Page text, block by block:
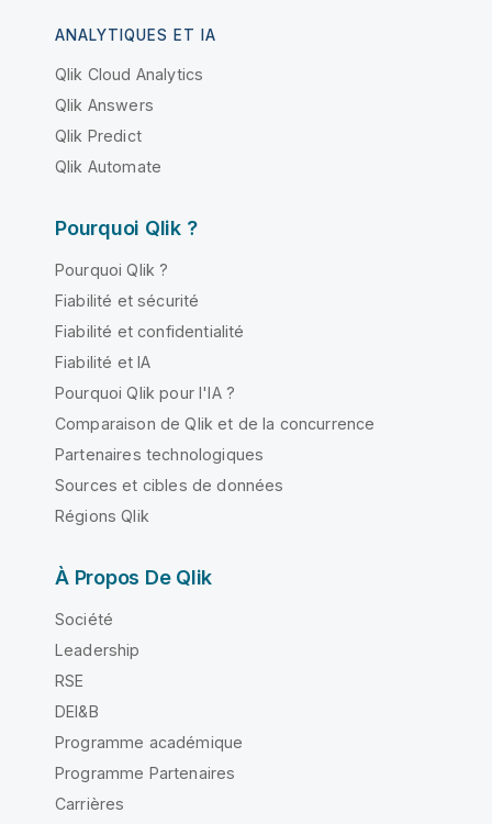
ANALYTIQUES ET IA
Qlik Cloud Analytics
Qlik Answers
Qlik Predict
Qlik Automate
Pourquoi Qlik ?
Pourquoi Qlik ?
Fiabilité et sécurité
Fiabilité et confidentialité
Fiabilité et IA
Pourquoi Qlik pour l'IA ?
Comparaison de Qlik et de la concurrence
Partenaires technologiques
Sources et cibles de données
Régions Qlik
À Propos De Qlik
Société
Leadership
RSE
DEI&B
Programme académique
Programme Partenaires
Carrières